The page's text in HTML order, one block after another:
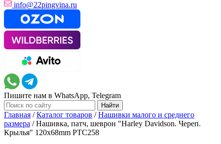
info@22pingvina.ru
Пишите нам в WhatsApp, Telegram
Главная /Каталог товаров /Нашивки малого и среднего
размера /Нашивка, патч, шеврон "Harley Davidson. Череп.
Крылья" 120x68mm PTC258